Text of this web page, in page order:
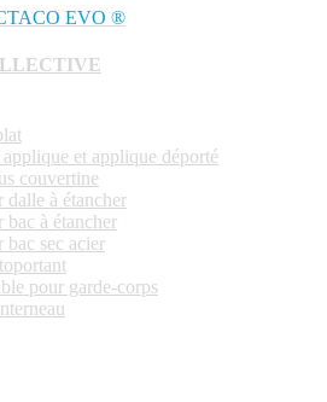
EVO ®
et applique déporté
couvertine
dalle à étancher
bac à étancher
bac sec acier
pour garde-corps